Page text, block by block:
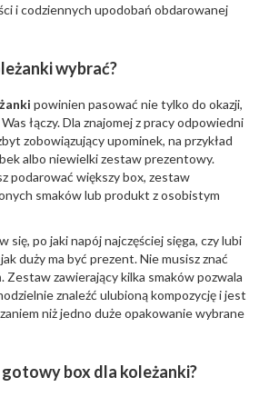
i codziennych upodobań obdarowanej
wybrać?
powinien pasować nie tylko do okazji,
łączy. Dla znajomej z pracy odpowiedni
zobowiązujący upominek, na przykład
albo niewielki zestaw prezentowy.
podarować większy box, zestaw
smaków lub produkt z osobistym
się, po jaki napój najczęściej sięga, czy lubi
duży ma być prezent. Nie musisz znać
zawierający kilka smaków pozwala
znaleźć ulubioną kompozycję i jest
niż jedno duże opakowanie wybrane
box dla koleżanki?